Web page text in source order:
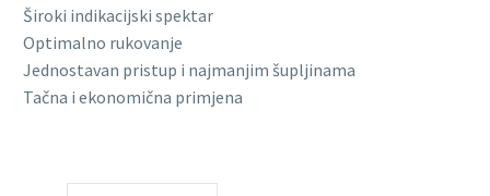
Široki indikacijski spektar
Optimalno rukovanje
Jednostavan pristup i najmanjim šupljinama
Tačna i ekonomična primjena